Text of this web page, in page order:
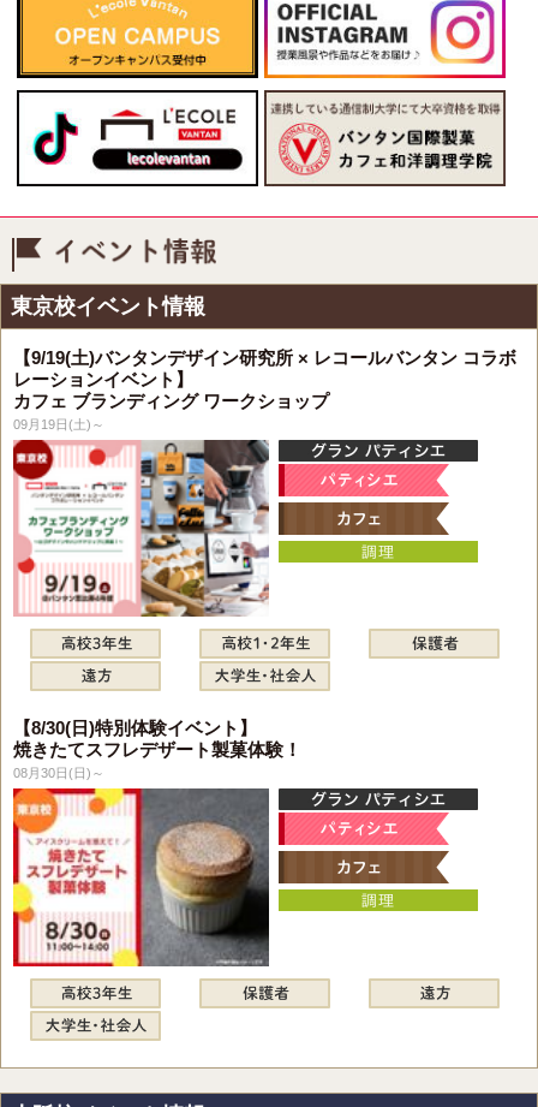
東京校イベント情報
【9/19(土)バンタンデザイン研究所 × レコールバンタン コラボ
レーションイベント】
カフェ ブランディング ワークショップ
09月19日(土)～
【8/30(日)特別体験イベント】
焼きたてスフレデザート製菓体験！
08月30日(日)～